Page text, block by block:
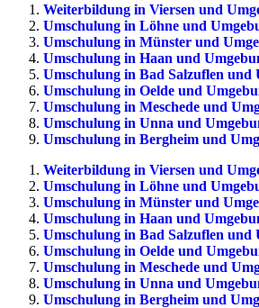
Weiterbildung in Viersen und
Umschulung in Löhne und
Umschulung in Münster und
Umschulung in Haan und
Umschulung in Bad Salzuflen und
Umschulung in Oelde und
Umschulung in Meschede und
Umschulung in Unna und
Umschulung in Bergheim und
Weiterbildung in Viersen und
Umschulung in Löhne und
Umschulung in Münster und
Umschulung in Haan und
Umschulung in Bad Salzuflen und
Umschulung in Oelde und
Umschulung in Meschede und
Umschulung in Unna und
Umschulung in Bergheim und